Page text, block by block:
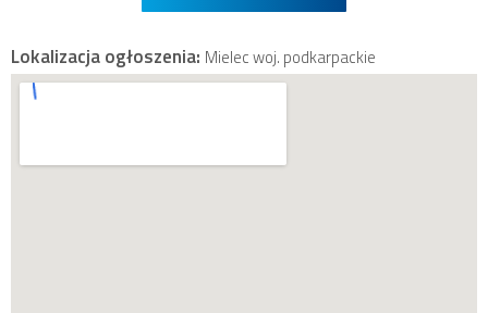
Lokalizacja ogłoszenia: Mielec woj. podkarpackie